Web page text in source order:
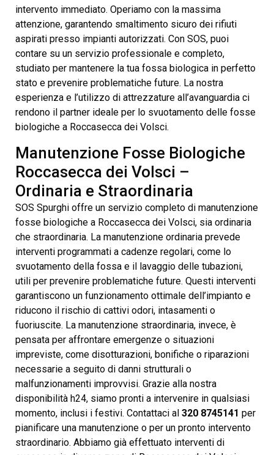
intervento immediato. Operiamo con la massima
attenzione, garantendo smaltimento sicuro dei rifiuti
aspirati presso impianti autorizzati. Con SOS, puoi
contare su un servizio professionale e completo,
studiato per mantenere la tua fossa biologica in perfetto
stato e prevenire problematiche future. La nostra
esperienza e l’utilizzo di attrezzature all’avanguardia ci
rendono il partner ideale per lo svuotamento delle fosse
biologiche a Roccasecca dei Volsci.
Manutenzione Fosse Biologiche
Roccasecca dei Volsci –
Ordinaria e Straordinaria
SOS Spurghi offre un servizio completo di manutenzione
fosse biologiche a Roccasecca dei Volsci, sia ordinaria
che straordinaria. La manutenzione ordinaria prevede
interventi programmati a cadenze regolari, come lo
svuotamento della fossa e il lavaggio delle tubazioni,
utili per prevenire problematiche future. Questi interventi
garantiscono un funzionamento ottimale dell’impianto e
riducono il rischio di cattivi odori, intasamenti o
fuoriuscite. La manutenzione straordinaria, invece, è
pensata per affrontare emergenze o situazioni
impreviste, come disotturazioni, bonifiche o riparazioni
necessarie a seguito di danni strutturali o
malfunzionamenti improvvisi. Grazie alla nostra
disponibilità h24, siamo pronti a intervenire in qualsiasi
momento, inclusi i festivi. Contattaci al 320 8745141 per
pianificare una manutenzione o per un pronto intervento
straordinario. Abbiamo già effettuato interventi di